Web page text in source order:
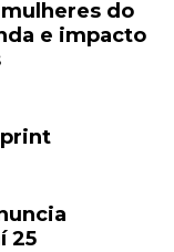
do
e impacto
25